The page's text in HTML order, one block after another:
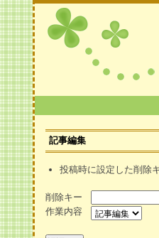
記事編集
投稿時に設定した削除
削除キー
作業内容